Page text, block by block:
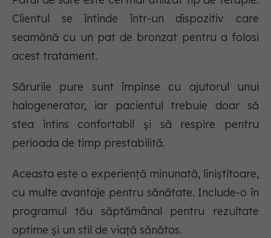
Clientul se întinde într-un dispozitiv care
seamănă cu un pat de bronzat pentru a folosi
acest tratament.
Sărurile pure sunt împinse cu ajutorul unui
halogenerator, iar pacientul trebuie doar să
stea întins confortabil și să respire pentru
perioada de timp prestabilită.
Aceasta este o experiență minunată, liniștitoare,
cu multe avantaje pentru sănătate. Include-o în
programul tău săptămânal pentru rezultate
optime și un stil de viață sănătos.